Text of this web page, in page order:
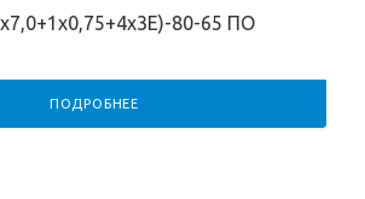
80-65 ПО
ПОДРОБНЕЕ